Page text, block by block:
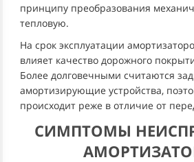
принципу преобразования
тепловую.
На срок эксплуатации
влияет качество дорожного
Более долговечными считаются
амортизирующие устройства,
происходит реже в отличие от
СИМПТОМЫ